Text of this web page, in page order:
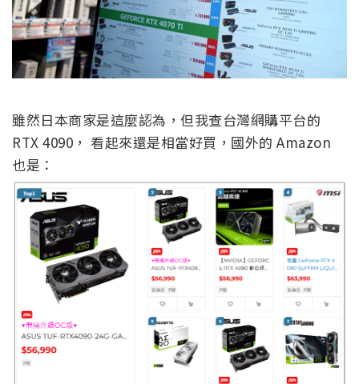
雖然日本商家是這麼認為，但我查台灣網購平台的
RTX 4090， 看起來還是相當好買，國外的 Amazon
也是：